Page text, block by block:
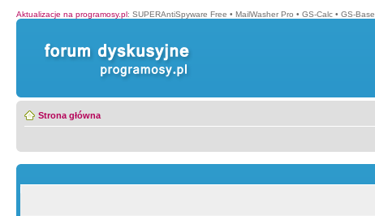
Aktualizacje na programosy.pl: SUPERAntiSpyware Free • MailWasher Pro • GS-Calc • GS-Base
Strona główna